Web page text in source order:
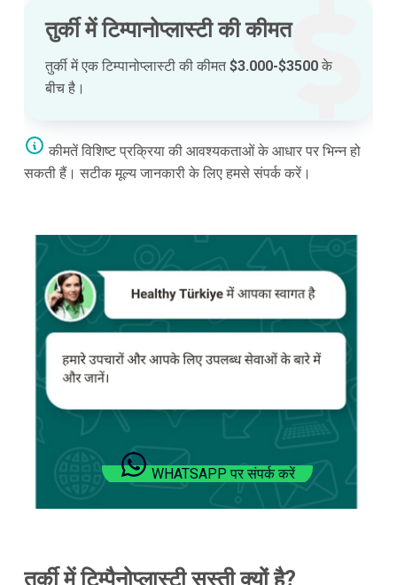
तुर्की में टिम्पानोप्लास्टी की कीमत
तुर्की में एक टिम्पानोप्लास्टी की कीमत$3.000-$3500के
बीच है।
कीमतें विशिष्ट प्रक्रिया की आवश्यकताओं के आधार पर भिन्न हो
सकती हैं। सटीक मूल्य जानकारी के लिए हमसे संपर्क करें।
WHATSAPP पर संपर्क करें
तुर्की में टिम्पैनोप्लास्टी सस्ती क्यों है?